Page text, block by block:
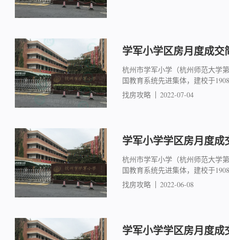
学军小学区房月度成
杭州市学军小学（杭州师范大学
国教育系统先进集体，建校于
找房攻略
2022-07-04
学军小学学区房月度
杭州市学军小学（杭州师范大学
国教育系统先进集体，建校于
找房攻略
2022-06-08
学军小学学区房月度